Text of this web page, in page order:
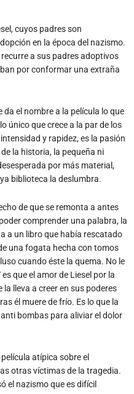
en la época del nazismo.
por conformar una extraña
el nombre a la película lo que
la historia, la pequeña ni
por más material,
biblioteca la deslumbra.
de que se remonta a antes
comprender una palabra, la
una fogata hecha con tomos
cuando éste la quema. No le
que el amor de Liesel por la
lleva a creer en sus poderes
él muere de frío. Es lo que la
bombas para aliviar el dolor
atípica sobre el
otras víctimas de la tragedia.
los millones de alemanes que
de miedo todos los días por
de libros para “limpiarse moral